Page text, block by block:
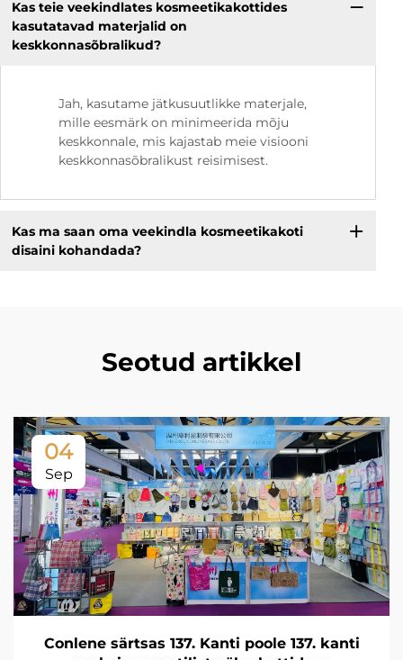
Kas teie veekindlates kosmeetikakottides
kasutatavad materjalid on
keskkonnasõbralikud?
Jah, kasutame jätkusuutlikke materjale,
mille eesmärk on minimeerida mõju
keskkonnale, mis kajastab meie visiooni
keskkonnasõbralikust reisimisest.
Kas ma saan oma veekindla kosmeetikakoti
disaini kohandada?
Seotud artikkel
04
Sep
Conlene särtsas 137. Kanti poole 137. kanti